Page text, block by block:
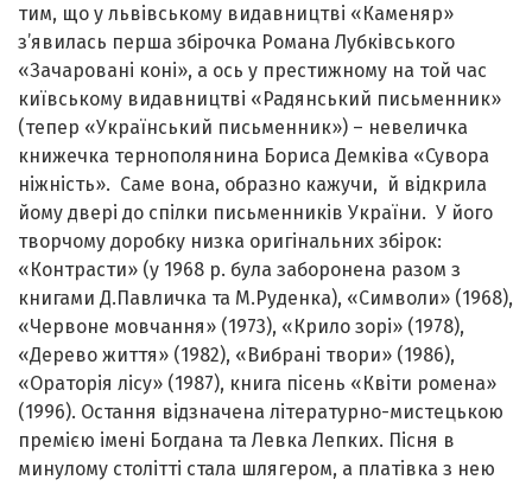
тим, що у львівському видавництві «Каменяр»
з’явилась перша збірочка Романа Лубківського
«Зачаровані коні», а ось у престижному на той час
київському видавництві «Радянський письменник»
(тепер «Український письменник») – невеличка
книжечка тернополянина Бориса Демківа «Сувора
ніжність». Саме вона, образно кажучи, й відкрила
йому двері до спілки письменників України. У його
творчому доробку низка оригінальних збірок:
«Контрасти» (у 1968 р. була заборонена разом з
книгами Д.Павличка та М.Руденка), «Символи» (1968),
«Червоне мовчання» (1973), «Крило зорі» (1978),
«Дерево життя» (1982), «Вибрані твори» (1986),
«Ораторія лісу» (1987), книга пісень «Квіти ромена»
(1996). Остання відзначена літературно-мистецькою
премією імені Богдана та Левка Лепких. Пісня в
минулому столітті стала шлягером, а платівка з нею